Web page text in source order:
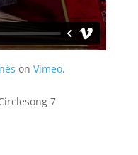
on Vimeo.
7